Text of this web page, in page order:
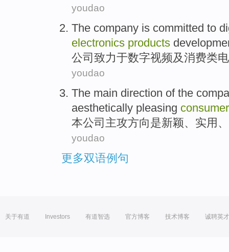
youdao
The company is committed to
electronics products
公司 致力于数字视频及消费类
youdao
The main direction of the
aesthetically pleasing consumer
本公司 主攻方向是新颖、 实用 、
youdao
更多双语例句
关于有道 Investors 有道智选 官方博客 技术博客 诚聘英才